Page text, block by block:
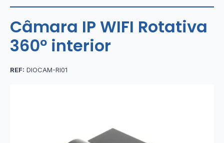
Câmara IP WIFI Rotativa
360º interior
REF: DIOCAM-RI01